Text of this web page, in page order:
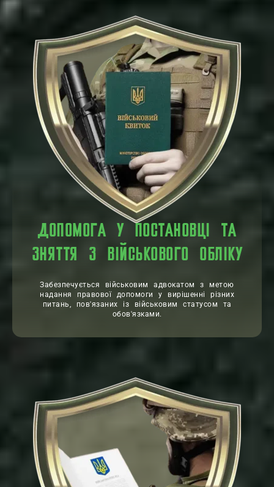
ДОПОМОГА У ПОСТАНОВЦІ ТА
ЗНЯТТЯ З ВІЙСЬКОВОГО ОБЛІКУ
Забезпечується військовим адвокатом з метою
надання правової допомоги у вирішенні різних
питань, пов'язаних із військовим статусом та
обов'язками.